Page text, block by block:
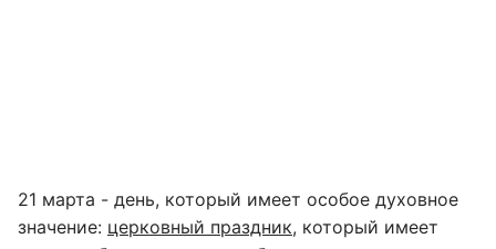
21 марта - день, который имеет особое духовное
значение: церковный праздник, который имеет